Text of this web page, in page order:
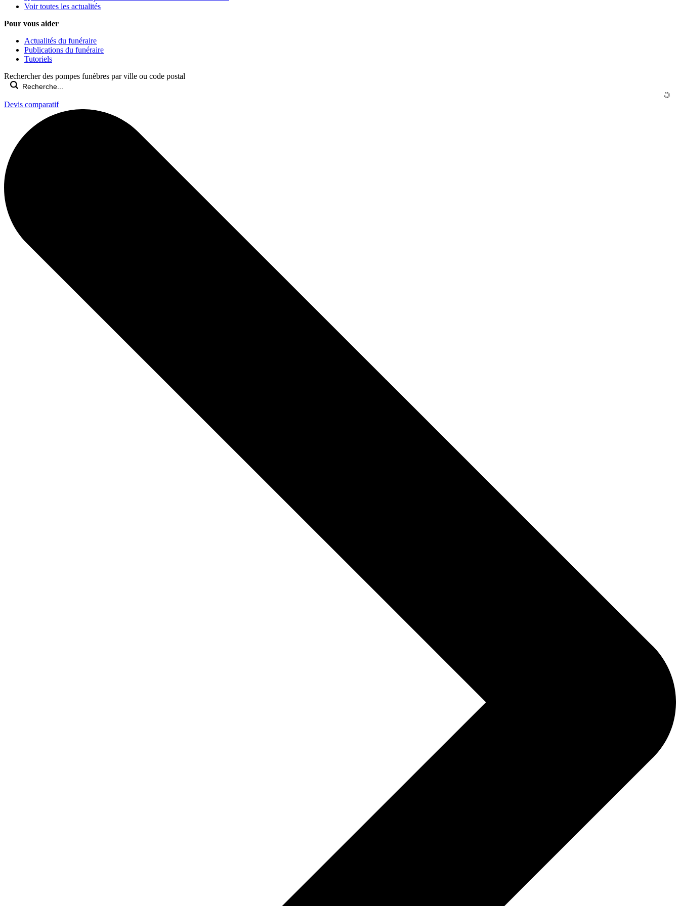
Voir toutes les actualités
Pour vous aider
Actualités du funéraire
Publications du funéraire
Tutoriels
Rechercher des pompes funèbres par ville ou code postal
Devis comparatif